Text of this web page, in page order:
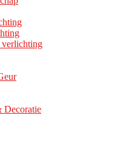
verlichting
Decoratie